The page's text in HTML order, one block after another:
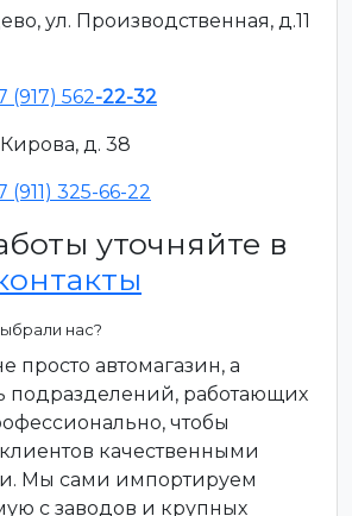
ул. Производственная, д.11
(917) 562-22-32
д. 38
(911) 325-66-22
уточняйте в
нас?
просто автомагазин, а
подразделений, работающих
чтобы
качественными
Мы сами импортируем
с заводов и крупных